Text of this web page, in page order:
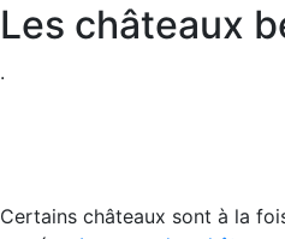
Les châteaux
.
Certains châteaux sont à la